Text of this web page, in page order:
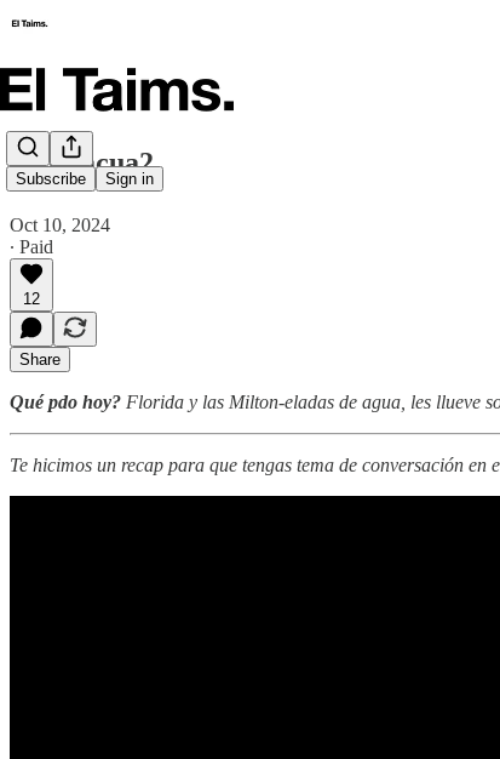
Subscribe Sign in
🗞️ Evacua2
Oct 10, 2024
∙ Paid
12
Share
Qué pdo hoy? Florida y las Milton-eladas de agua, les llueve
Te hicimos un recap para que tengas tema de conversación en